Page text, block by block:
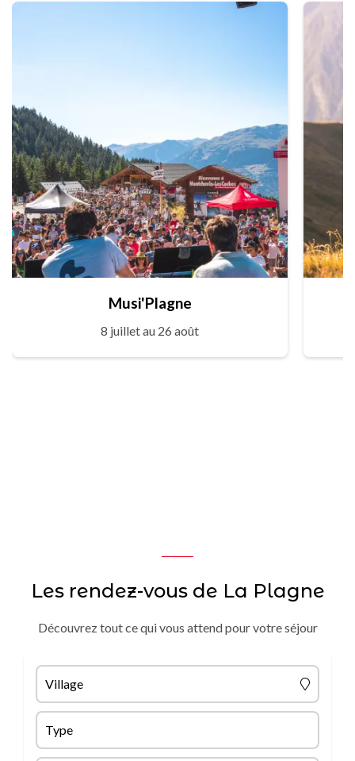
Musi'Plagne
8 juillet au 26 août
Les rendez-vous de La Plagne
Découvrez tout ce qui vous attend pour votre séjour
Village
Type